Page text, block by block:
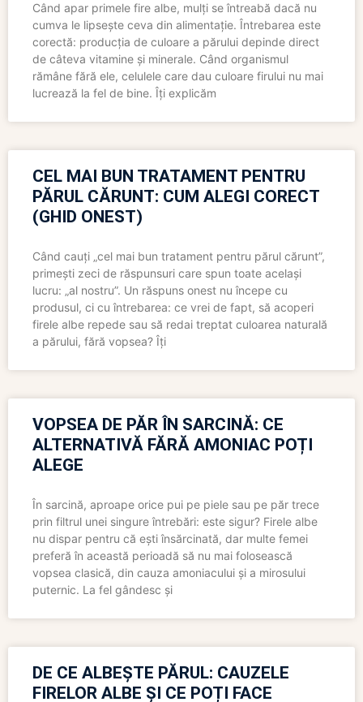
Când apar primele fire albe, mulți se întreabă dacă nu
cumva le lipsește ceva din alimentație. Întrebarea este
corectă: producția de culoare a părului depinde direct
de câteva vitamine și minerale. Când organismul
rămâne fără ele, celulele care dau culoare firului nu mai
lucrează la fel de bine. Îți explicăm
CEL MAI BUN TRATAMENT PENTRU
PĂRUL CĂRUNT: CUM ALEGI CORECT
(GHID ONEST)
Când cauți „cel mai bun tratament pentru părul cărunt”,
primești zeci de răspunsuri care spun toate același
lucru: „al nostru”. Un răspuns onest nu începe cu
produsul, ci cu întrebarea: ce vrei de fapt, să acoperi
firele albe repede sau să redai treptat culoarea naturală
a părului, fără vopsea? Îți
VOPSEA DE PĂR ÎN SARCINĂ: CE
ALTERNATIVĂ FĂRĂ AMONIAC POȚI
ALEGE
În sarcină, aproape orice pui pe piele sau pe păr trece
prin filtrul unei singure întrebări: este sigur? Firele albe
nu dispar pentru că ești însărcinată, dar multe femei
preferă în această perioadă să nu mai folosească
vopsea clasică, din cauza amoniacului și a mirosului
puternic. La fel gândesc și
DE CE ALBEȘTE PĂRUL: CAUZELE
FIRELOR ALBE ȘI CE POȚI FACE